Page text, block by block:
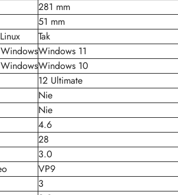
281 mm
51 mm
Tak
Windows 11
Windows 10
12 Ultimate
Nie
Nie
4.6
28
3.0
VP9
3